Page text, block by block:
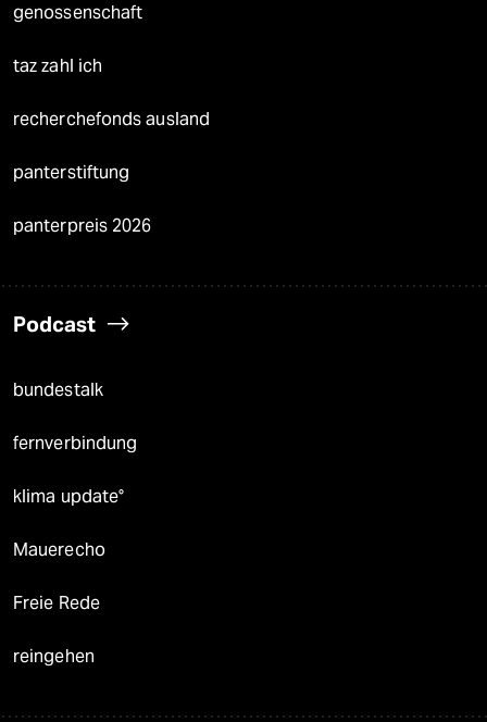
genossenschaft
taz zahl ich
recherchefonds ausland
panterstiftung
panterpreis 2026
Podcast
bundestalk
fernverbindung
klima update°
Mauerecho
Freie Rede
reingehen